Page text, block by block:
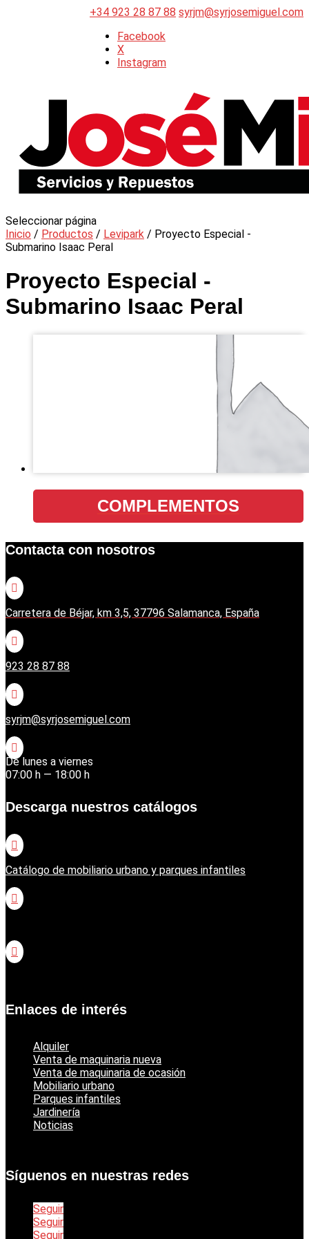
+34 923 28 87 88 syrjm@syrjosemiguel.com
Facebook
X
Instagram
Seleccionar página
Inicio / Productos / Levipark / Proyecto Especial -
Submarino Isaac Peral
Proyecto Especial -
Submarino Isaac Peral
COMPLEMENTOS
Contacta con nosotros

Carretera de Béjar, km 3,5, 37796 Salamanca, España

923 28 87 88

syrjm@syrjosemiguel.com

De lunes a viernes
07:00 h — 18:00 h
Descarga nuestros catálogos

Catálogo de mobiliario urbano y parques infantiles


Enlaces de interés
Alquiler
Venta de maquinaria nueva
Venta de maquinaria de ocasión
Mobiliario urbano
Parques infantiles
Jardinería
Noticias
Síguenos en nuestras redes
Seguir
Seguir
Seguir